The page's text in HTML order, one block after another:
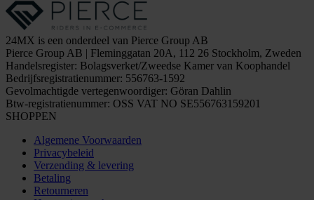
24MX is een onderdeel van Pierce Group AB
Pierce Group AB | Fleminggatan 20A, 112 26 Stockholm, Zweden
Handelsregister: Bolagsverket/Zweedse Kamer van Koophandel
Bedrijfsregistratienummer: 556763-1592
Gevolmachtigde vertegenwoordiger: Göran Dahlin
Btw-registratienummer: OSS VAT NO SE556763159201
SHOPPEN
Algemene Voorwaarden
Privacybeleid
Verzending & levering
Betaling
Retourneren